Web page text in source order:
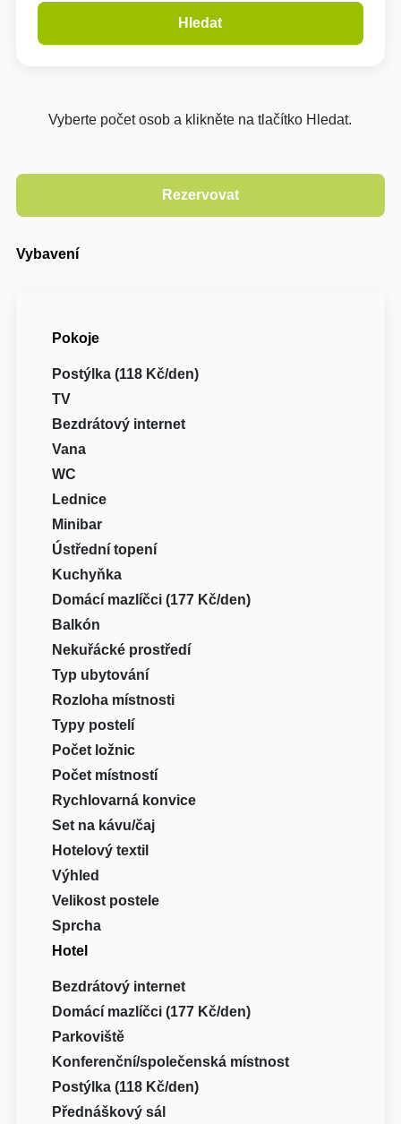
Hledat
Vyberte počet osob a klikněte na tlačítko Hledat.
Vybavení
Pokoje
Postýlka (118 Kč/den)
TV
Bezdrátový internet
Vana
WC
Lednice
Minibar
Ústřední topení
Kuchyňka
Domácí mazlíčci (177 Kč/den)
Balkón
Nekuřácké prostředí
Typ ubytování
Rozloha místnosti
Typy postelí
Počet ložnic
Počet místností
Rychlovarná konvice
Set na kávu/čaj
Hotelový textil
Výhled
Velikost postele
Sprcha
Hotel
Bezdrátový internet
Domácí mazlíčci (177 Kč/den)
Parkoviště
Konferenční/společenská místnost
Postýlka (118 Kč/den)
Přednáškový sál